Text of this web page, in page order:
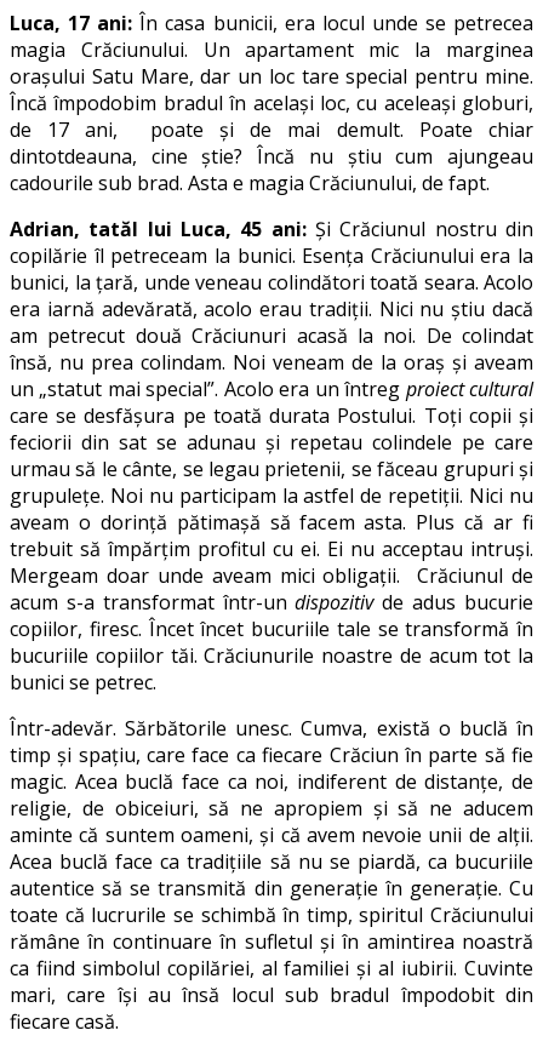
Luca, 17 ani:În casa bunicii, era locul unde se petrecea
magia Crăciunului. Un apartament mic la marginea
orașului Satu Mare, dar un loc tare special pentru mine.
Încă împodobim bradul în același loc, cu aceleași globuri,
de 17 ani, poate și de mai demult. Poate chiar
dintotdeauna, cine știe? Încă nu știu cum ajungeau
cadourile sub brad. Asta e magia Crăciunului, de fapt.
Adrian, tatăl lui Luca, 45 ani:Și Crăciunul nostru din
copilărie îl petreceam la bunici. Esența Crăciunului era la
bunici, la țară, unde veneau colindători toată seara. Acolo
era iarnă adevărată, acolo erau tradiții. Nici nu știu dacă
am petrecut două Crăciunuri acasă la noi. De colindat
însă, nu prea colindam. Noi veneam de la oraș și aveam
un „statut mai special”. Acolo era un întreg proiect cultural
care se desfășura pe toată durata Postului. Toți copii și
feciorii din sat se adunau și repetau colindele pe care
urmau să le cânte, se legau prietenii, se făceau grupuri și
grupulețe. Noi nu participam la astfel de repetiții. Nici nu
aveam o dorință pătimașă să facem asta. Plus că ar fi
trebuit să împărțim profitul cu ei. Ei nu acceptau intruși.
Mergeam doar unde aveam mici obligații. Crăciunul de
acum s-a transformat într-undispozitivde adus bucurie
copiilor, firesc. Încet încet bucuriile tale se transformă în
bucuriile copiilor tăi. Crăciunurile noastre de acum tot la
bunici se petrec.
Într-adevăr. Sărbătorile unesc. Cumva, există o buclă în
timp și spațiu, care face ca fiecare Crăciun în parte să fie
magic. Acea buclă face ca noi, indiferent de distanțe, de
religie, de obiceiuri, să ne apropiem și să ne aducem
aminte că suntem oameni, și că avem nevoie unii de alții.
Acea buclă face ca tradițiile să nu se piardă, ca bucuriile
autentice să se transmită din generație în generație. Cu
toate că lucrurile se schimbă în timp, spiritul Crăciunului
rămâne în continuare în sufletul și în amintirea noastră
ca fiind simbolul copilăriei, al familiei și al iubirii. Cuvinte
mari, care își au însă locul sub bradul împodobit din
fiecare casă.